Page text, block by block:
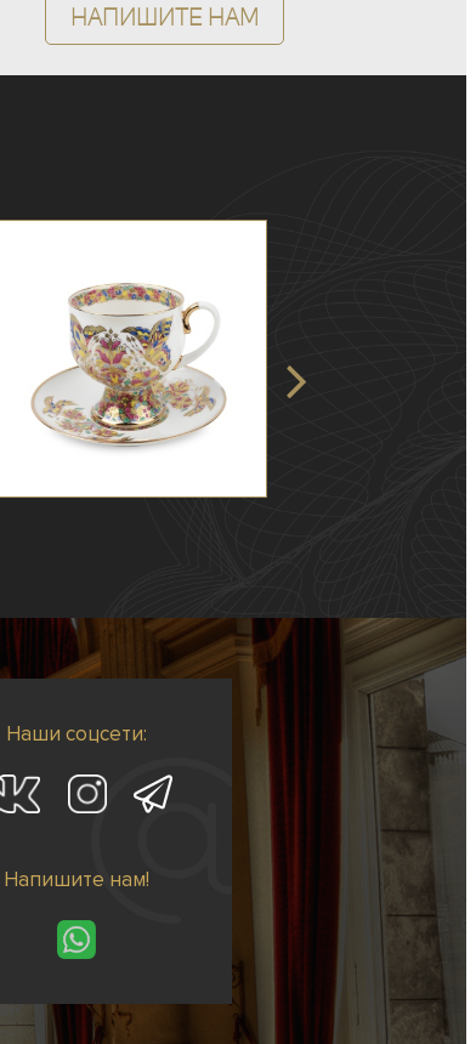
Напишите нам
Наши соцсети:
Напишите нам!